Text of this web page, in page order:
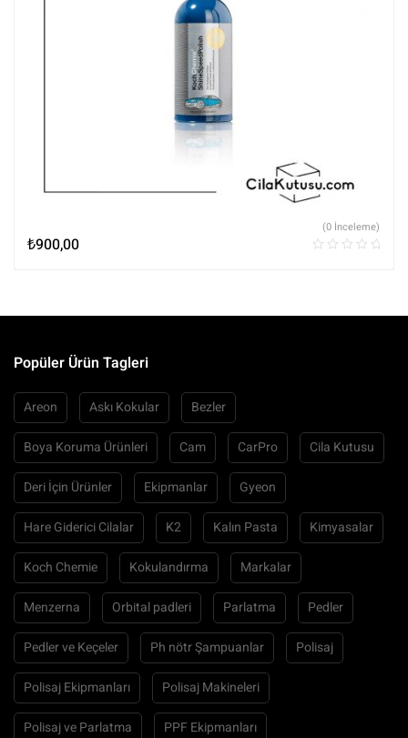
₺900,00
(0 İnceleme)
Popüler Ürün Tagleri
Areon Askı Kokular Bezler
Boya Koruma Ürünleri Cam CarPro Cila Kutusu
Deri İçin Ürünler Ekipmanlar Gyeon
Hare Giderici Cilalar K2 Kalın Pasta Kimyasalar
Koch Chemie Kokulandırma Markalar
Menzerna Orbital padleri Parlatma Pedler
Pedler ve Keçeler Ph nötr Şampuanlar Polisaj
Polisaj Ekipmanları Polisaj Makineleri
Polisaj ve Parlatma PPF Ekipmanları